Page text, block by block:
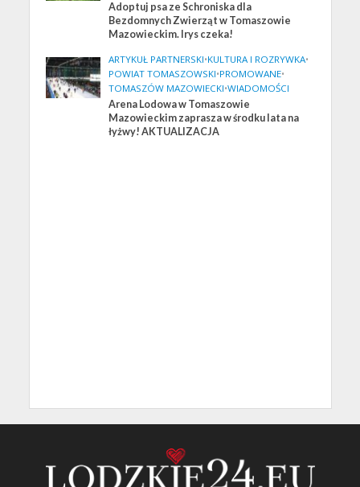
Adoptuj psa ze Schroniska dla
Bezdomnych Zwierząt w Tomaszowie
Mazowieckim. Irys czeka!
ARTYKUŁ PARTNERSKI•KULTURA I ROZRYWKA•
POWIAT TOMASZOWSKI•PROMOWANE•
TOMASZÓW MAZOWIECKI•WIADOMOŚCI
Arena Lodowa w Tomaszowie
Mazowieckim zaprasza w środku lata na
łyżwy! AKTUALIZACJA